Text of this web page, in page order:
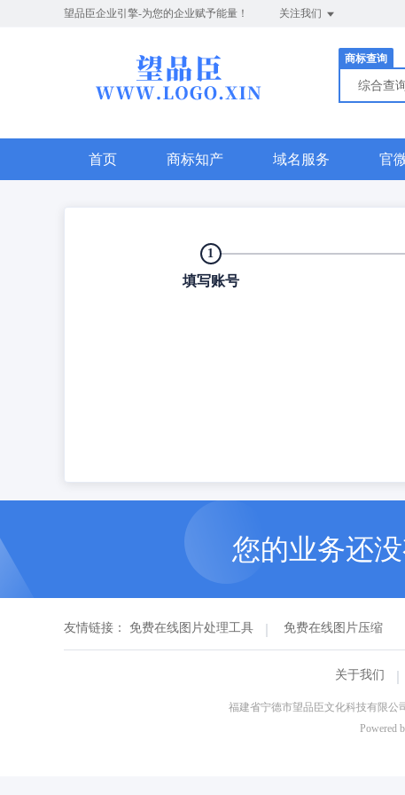
望品臣企业引擎-为您的企业赋予能量！ 关注我们
商标查询
综合查
首页 商标知产 域名服务 官
1
填写账号
您的业务还
友情链接： 免费在线图片处理工具 免费在线图片压缩
关于我们
福建省宁德市望品臣文化科技有限公
Powered